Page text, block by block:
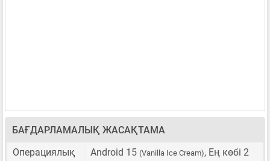
БАҒДАРЛАМАЛЫҚ ЖАСАҚТАМА
Операциялық
Android 15 (Vanilla Ice Cream), Ең көбі 2